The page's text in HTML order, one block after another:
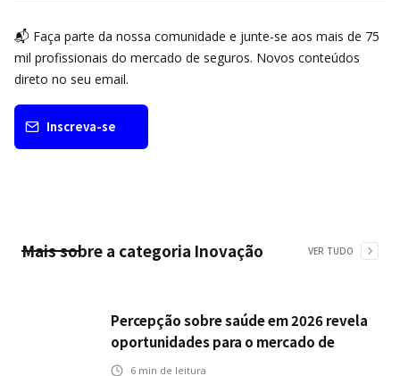
📬 Faça parte da nossa comunidade e junte-se aos mais de 75
mil profissionais do mercado de seguros. Novos conteúdos
direto no seu email.
Inscreva-se
Mais sobre a categoria Inovação VER TUDO
Percepção sobre saúde em 2026 revela
oportunidades para o mercado de
seguros ampliar cobertura e prevenção
6 min de leitura